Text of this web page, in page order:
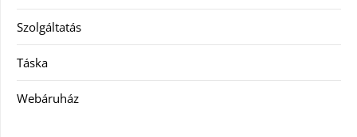
Szolgáltatás
Táska
Webáruház